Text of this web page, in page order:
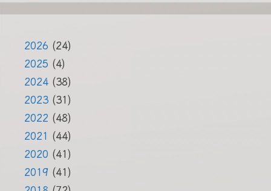
2026 (24)
2025 (4)
2024 (38)
2023 (31)
2022 (48)
2021 (44)
2020 (41)
2019 (41)